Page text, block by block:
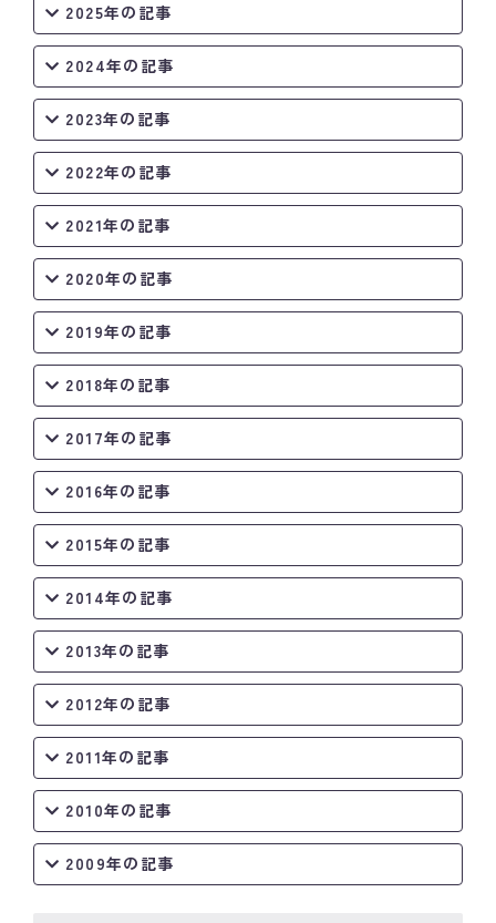
2025年の記事
2024年の記事
2023年の記事
2022年の記事
2021年の記事
2020年の記事
2019年の記事
2018年の記事
2017年の記事
2016年の記事
2015年の記事
2014年の記事
2013年の記事
2012年の記事
2011年の記事
2010年の記事
2009年の記事